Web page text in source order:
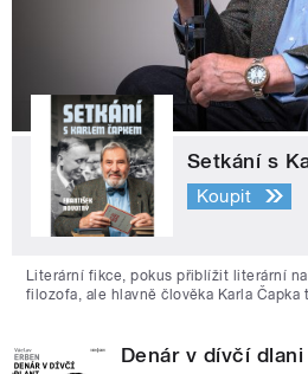
Setkání s
Koupit
Literární fikce, pokus přiblížit literární
filozofa, ale hlavně člověka Karla
Denár v dívčí dlani